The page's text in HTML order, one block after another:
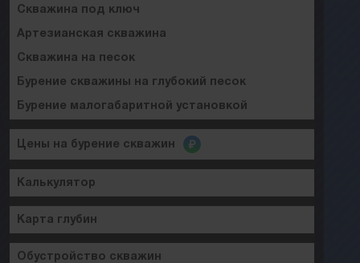
Скважина под ключ
Артезианская скважина
Скважина на песок
Бурение скважины на глубокий песок
Бурение малогабаритной установкой
Цены на бурение скважин
Калькулятор
Карта глубин
Обустройство скважин